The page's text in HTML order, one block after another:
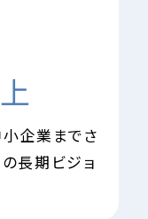
企業までさ
長期ビジョ